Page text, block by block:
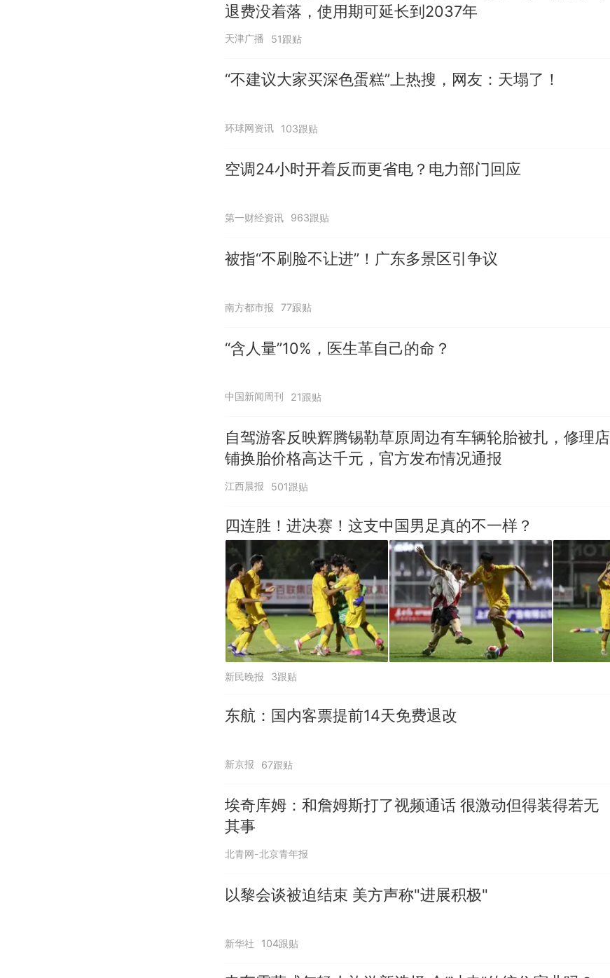
退费没着落，使用期可延长到2037年
天津广播 51跟贴
“不建议大家买深色蛋糕”上热搜，网友：天塌了！
环球网资讯 103跟贴
空调24小时开着反而更省电？电力部门回应
第一财经资讯 963跟贴
被指“不刷脸不让进”！广东多景区引争议
南方都市报 77跟贴
“含人量”10%，医生革自己的命？
中国新闻周刊 21跟贴
自驾游客反映辉腾锡勒草原周边有车辆轮胎被扎，修理店
铺换胎价格高达千元，官方发布情况通报
江西晨报 501跟贴
四连胜！进决赛！这支中国男足真的不一样？
新民晚报 3跟贴
东航：国内客票提前14天免费退改
新京报 67跟贴
埃奇库姆：和詹姆斯打了视频通话 很激动但得装得若无
其事
北青网-北京青年报
以黎会谈被迫结束 美方声称"进展积极"
新华社 104跟贴